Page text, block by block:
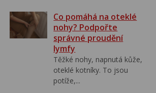
Co pomáhá na oteklé
nohy? Podpořte
správné proudění
lymfy
Těžké nohy, napnutá kůže,
oteklé kotníky. To jsou
potíže,...